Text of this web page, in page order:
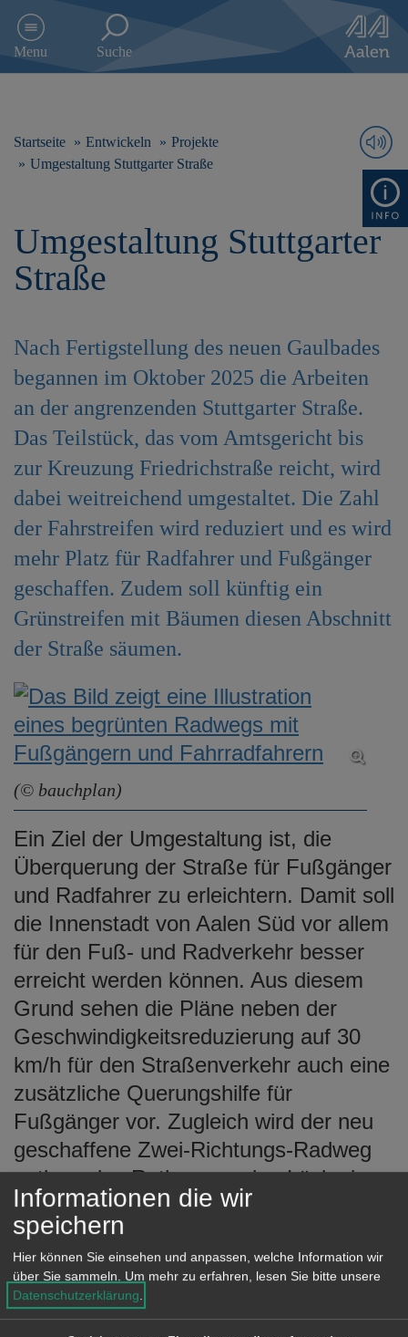
e
Menu Suche
Startseite Entwickeln
Projekte
Umgestaltung Stuttgarter Straße
Umgestaltung Stuttgarter
Straße
Nach Fertigstellung des neuen Gaulbades
begannen im Oktober 2025 die Arbeiten
an der angrenzenden Stuttgarter Straße.
Das Teilstück, das vom Amtsgericht bis
zur Kreuzung Friedrichstraße reicht, wird
dabei weitreichend umgestaltet. Die Zahl
der Fahrstreifen wird reduziert und es wird
mehr Platz für Radfahrer und Fußgänger
geschaffen. Zudem soll künftig ein
Grünstreifen mit Bäumen diesen Abschnitt
der Straße säumen.
(© bauchplan)
Ein Ziel der Umgestaltung ist, die
Überquerung der Straße für Fußgänger
und Radfahrer zu erleichtern. Damit soll
die Innenstadt von Aalen Süd vor allem
für den Fuß- und Radverkehr besser
erreicht werden können. Aus diesem
Grund sehen die Pläne neben der
Geschwindigkeitsreduzierung auf 30
km/h für den Straßenverkehr auch eine
zusätzliche Querungshilfe für
Fußgänger vor. Zugleich wird der neu
geschaffene Zwei-Richtungs-Radweg
entlang des Rathauses eine Lücke im
Radwegenetz der Stadt schließen.
Die Begrünung entlang des
Straßenabschnittes sorgt in heißen
Sommern für ein kühleres Mikroklima.
Informationen die wir
speichern
Hier können Sie einsehen und anpassen, welche Information wir
über Sie sammeln. Um mehr zu erfahren, lesen Sie bitte unsere
Datenschutzerklärung.